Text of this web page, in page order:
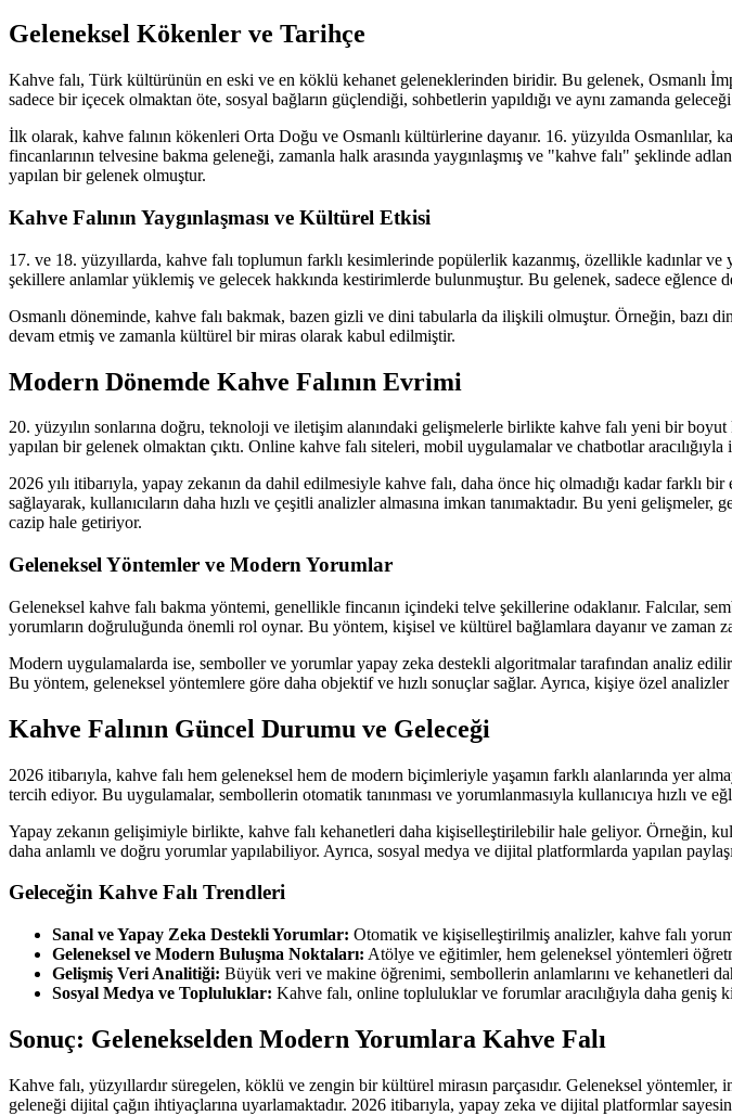
Geleneksel Kökenler ve Tarihçe
Kahve falı, Türk kültürünün en eski ve en köklü kehanet geleneklerinden biridir. Bu gelenek, Osmanlı
sadece bir içecek olmaktan öte, sosyal bağların güçlendiği, sohbetlerin yapıldığı ve aynı zamanda
İlk olarak, kahve falının kökenleri Orta Doğu ve Osmanlı kültürlerine dayanır. 16. yüzyılda
fincanlarının telvesine bakma geleneği, zamanla halk arasında yaygınlaşmış ve "kahve falı" şeklinde
yapılan bir gelenek olmuştur.
Kahve Falının Yaygınlaşması ve Kültürel Etkisi
17. ve 18. yüzyıllarda, kahve falı toplumun farklı kesimlerinde popülerlik kazanmış, özellikle kadınlar
şekillere anlamlar yüklemiş ve gelecek hakkında kestirimlerde bulunmuştur. Bu gelenek, sadece
Osmanlı döneminde, kahve falı bakmak, bazen gizli ve dini tabularla da ilişkili olmuştur. Örneğin, bazı
devam etmiş ve zamanla kültürel bir miras olarak kabul edilmiştir.
Modern Dönemde Kahve Falının Evrimi
20. yüzyılın sonlarına doğru, teknoloji ve iletişim alanındaki gelişmelerle birlikte kahve falı yeni bir
yapılan bir gelenek olmaktan çıktı. Online kahve falı siteleri, mobil uygulamalar ve chatbotlar
2026 yılı itibarıyla, yapay zekanın da dahil edilmesiyle kahve falı, daha önce hiç olmadığı kadar farklı
sağlayarak, kullanıcıların daha hızlı ve çeşitli analizler almasına imkan tanımaktadır. Bu yeni
cazip hale getiriyor.
Geleneksel Yöntemler ve Modern Yorumlar
Geleneksel kahve falı bakma yöntemi, genellikle fincanın içindeki telve şekillerine odaklanır. Falcılar,
yorumların doğruluğunda önemli rol oynar. Bu yöntem, kişisel ve kültürel bağlamlara dayanır ve zaman
Modern uygulamalarda ise, semboller ve yorumlar yapay zeka destekli algoritmalar tarafından analiz
Bu yöntem, geleneksel yöntemlere göre daha objektif ve hızlı sonuçlar sağlar. Ayrıca, kişiye özel
Kahve Falının Güncel Durumu ve Geleceği
2026 itibarıyla, kahve falı hem geleneksel hem de modern biçimleriyle yaşamın farklı alanlarında yer
tercih ediyor. Bu uygulamalar, sembollerin otomatik tanınması ve yorumlanmasıyla kullanıcıya hızlı ve
Yapay zekanın gelişimiyle birlikte, kahve falı kehanetleri daha kişiselleştirilebilir hale geliyor. Örneğin,
daha anlamlı ve doğru yorumlar yapılabiliyor. Ayrıca, sosyal medya ve dijital platformlarda yapılan
Geleceğin Kahve Falı Trendleri
Sanal ve Yapay Zeka Destekli Yorumlar: Otomatik ve kişiselleştirilmiş analizler, kahve falı
Geleneksel ve Modern Buluşma Noktaları: Atölye ve eğitimler, hem geleneksel yöntemleri
Gelişmiş Veri Analitiği: Büyük veri ve makine öğrenimi, sembollerin anlamlarını ve kehanetleri
Sosyal Medya ve Topluluklar: Kahve falı, online topluluklar ve forumlar aracılığıyla daha geniş
Sonuç: Gelenekselden Modern Yorumlara Kahve Falı
Kahve falı, yüzyıllardır süregelen, köklü ve zengin bir kültürel mirasın parçasıdır. Geleneksel
geleneği dijital çağın ihtiyaçlarına uyarlamaktadır. 2026 itibarıyla, yapay zeka ve dijital platformlar